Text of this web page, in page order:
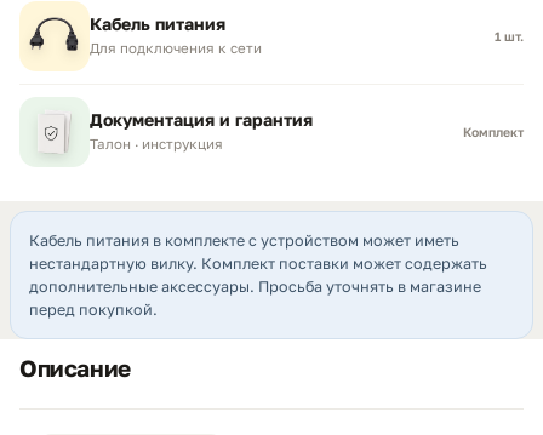
Кабель питания
Для подключения к сети
1 шт.
Документация и гарантия
Талон · инструкция
Комплект
Кабель питания в комплекте с устройством может иметь
нестандартную вилку. Комплект поставки может содержать
дополнительные аксессуары. Просьба уточнять в магазине
перед покупкой.
Описание